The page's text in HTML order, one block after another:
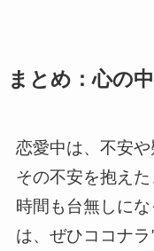
まとめ：心の
恋愛中は、不安や
その不安を抱え
時間も台無しに
は、ぜひココナ